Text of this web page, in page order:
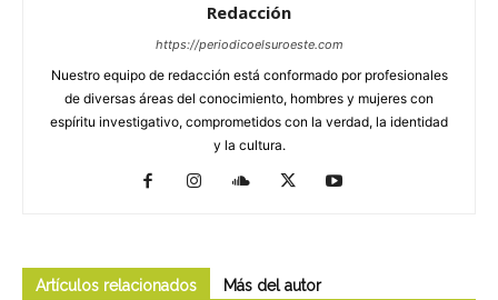
Redacción
https://periodicoelsuroeste.com
Nuestro equipo de redacción está conformado por profesionales
de diversas áreas del conocimiento, hombres y mujeres con
espíritu investigativo, comprometidos con la verdad, la identidad
y la cultura.
Artículos relacionados Más del autor